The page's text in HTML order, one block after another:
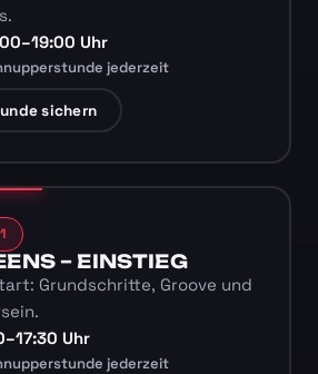
Uhr
jederzeit
sichern
– EINSTIEG
Grundschritte, Groove und
Uhr
jederzeit